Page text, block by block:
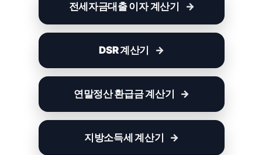
전세자금대출 이자 계산기
DSR 계산기
연말정산 환급금 계산기
지방소득세 계산기